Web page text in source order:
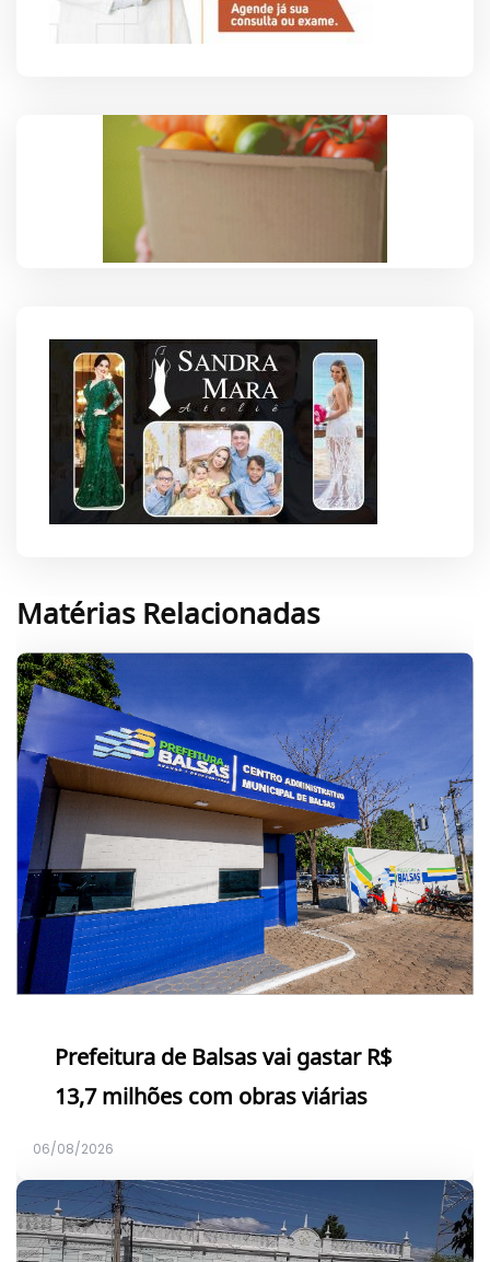
Matérias Relacionadas
Prefeitura de Balsas vai gastar R$
13,7 milhões com obras viárias
06/08/2026